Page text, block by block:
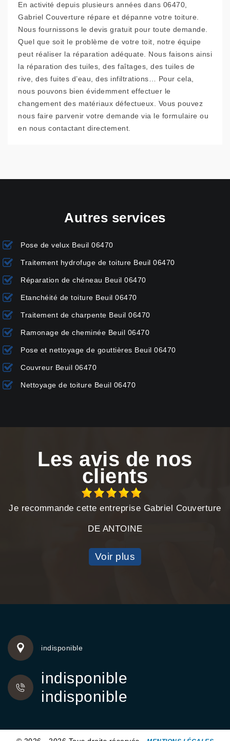
En activité depuis plusieurs années dans 06470,
Gabriel Couverture répare et dépanne votre toiture.
Nous fournissons le devis gratuit pour toute demande.
Quel que soit le problème de votre toit, notre équipe
peut réaliser la réparation adéquate. Nous faisons ainsi
la réparation des tuiles, des faîtages, des tuiles de
rive, des fuites d’eau, des infiltrations… Pour cela,
nous pouvons bien évidemment effectuer le
changement des matériaux défectueux. Vous pouvez
nous faire parvenir votre demande via le formulaire ou
en nous contactant directement.
Autres services
Pose de velux Beuil 06470
Traitement hydrofuge de toiture Beuil 06470
Réparation de chéneau Beuil 06470
Etanchéité de toiture Beuil 06470
Traitement de charpente Beuil 06470
Ramonage de cheminée Beuil 06470
Pose et nettoyage de gouttières Beuil 06470
Couvreur Beuil 06470
Nettoyage de toiture Beuil 06470
Les avis de nos
clients
Je recommande cette entreprise Gabriel Couverture
DE ANTOINE
Voir plus
indisponible
indisponible
indisponible